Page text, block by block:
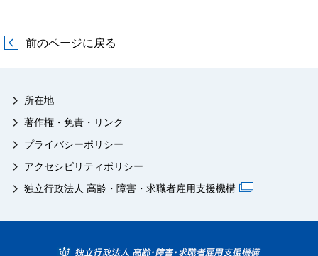
前のページに戻る
所在地
著作権・免責・リンク
プライバシーポリシー
アクセシビリティポリシー
独立行政法人 高齢・障害・求職者雇用支援機構